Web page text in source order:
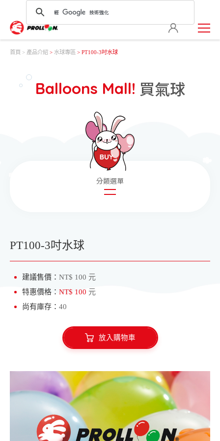
首頁 產品介紹 > 水球專區 > PT100-3吋水球
Balloons Mall! 買氣球
PT100-3吋水球
建議售價： NT$ 100 元
特惠價格： NT$ 100 元
尚有庫存： 40
放入購物車